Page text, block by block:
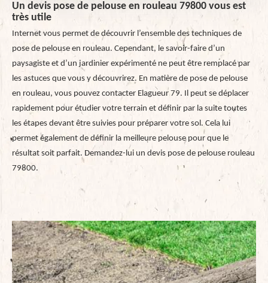
Un devis pose de pelouse en rouleau 79800 vous est
très utile
Internet vous permet de découvrir l’ensemble des techniques de
pose de pelouse en rouleau. Cependant, le savoir-faire d’un
paysagiste et d’un jardinier expérimenté ne peut être remplacé par
les astuces que vous y découvrirez. En matière de pose de pelouse
en rouleau, vous pouvez contacter Elagueur 79. Il peut se déplacer
rapidement pour étudier votre terrain et définir par la suite toutes
les étapes devant être suivies pour préparer votre sol. Cela lui
permet également de définir la meilleure pelouse pour que le
résultat soit parfait. Demandez-lui un devis pose de pelouse rouleau
79800.